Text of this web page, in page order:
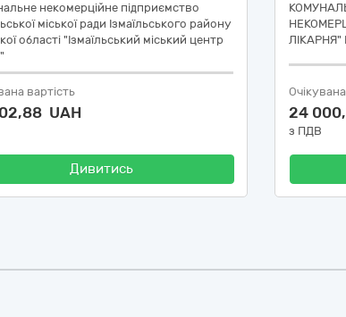
некомерційне підприємство
міської ради Ізмаїльського району
області "Ізмаїльський міський центр
вартість
UAH
Дивитись
24
з ПДВ